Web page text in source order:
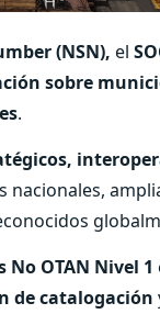
(NSN), el
sobre
.
nacionales,
No OTAN Nivel 1
de catalogación